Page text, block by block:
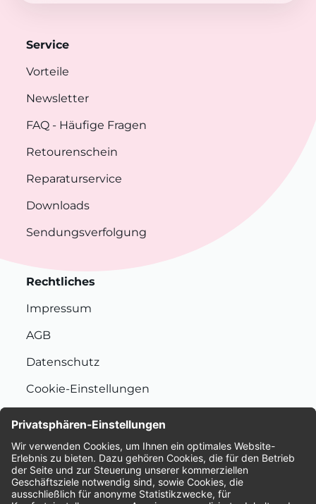
Service
Vorteile
Newsletter
FAQ - Häufige Fragen
Retourenschein
Reparaturservice
Downloads
Sendungsverfolgung
Rechtliches
Impressum
AGB
Datenschutz
Cookie-Einstellungen
Bewertungen